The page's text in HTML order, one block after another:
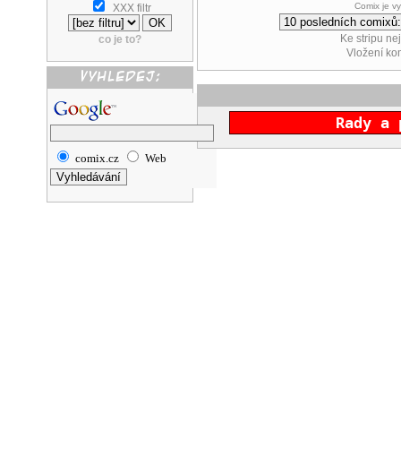
XXX filtr
co je to?
comix.cz Web
Comix je
Ke stripu
Vložení
Rady a